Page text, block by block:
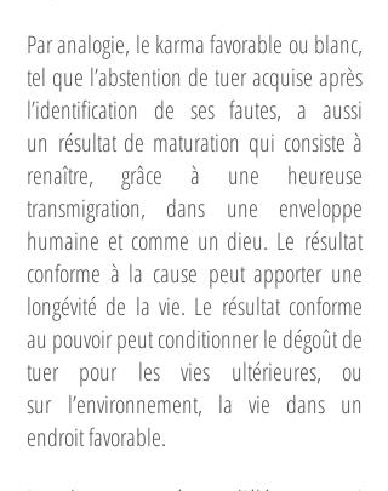
Par analogie, le karma favorable ou blanc,
tel que l’abstention de tuer acquise après
l’identification de ses fautes, a aussi
un résultat de maturation qui consiste à
renaître, grâce à une heureuse
transmigration, dans une enveloppe
humaine et comme un dieu. Le résultat
conforme à la cause peut apporter une
longévité de la vie. Le résultat conforme
au pouvoir peut conditionner le dégoût de
tuer pour les vies ultérieures, ou
sur l’environnement, la vie dans un
endroit favorable.